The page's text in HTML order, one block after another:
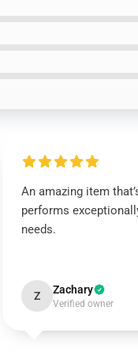
An amazing item
performs
needs.
Z Zachary
Verified owner